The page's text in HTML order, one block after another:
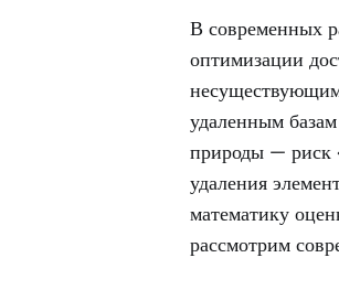
В современных
оптимизации
удаленным
природы — риск
удаления
математику
рассмотрим